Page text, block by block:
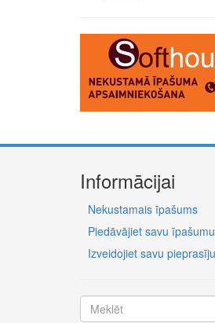
Informācijai
Nekustamais īpašums
Piedāvājiet savu īpašumu
Izveidojiet savu